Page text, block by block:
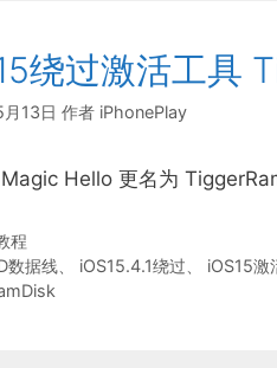
绕过激活工具
13日 作者 iPhonePlay
Hello 更名为
程
数据线、 iOS15.4.1绕过 iOS15激